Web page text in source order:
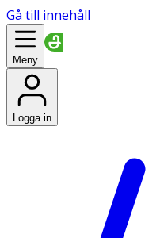
Gå till innehåll
Meny
Logga in